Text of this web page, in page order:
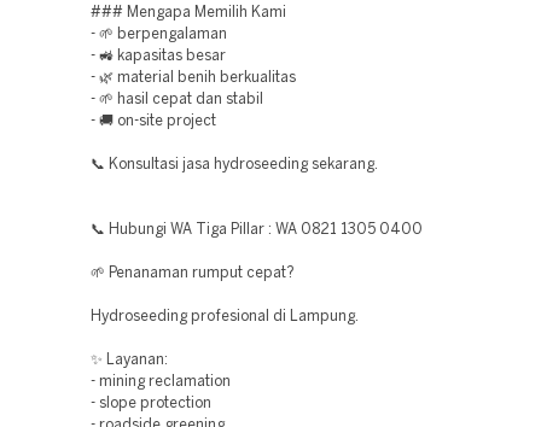
### Mengapa Memilih Kami
- 🌱 berpengalaman
- 🚜 kapasitas besar
- 🌿 material benih berkualitas
- 🌱 hasil cepat dan stabil
- 🚚 on-site project
📞 Konsultasi jasa hydroseeding sekarang.
📞 Hubungi WA Tiga Pillar : WA 0821 1305 0400
🌱 Penanaman rumput cepat?
Hydroseeding profesional di Lampung.
✨ Layanan:
- mining reclamation
- slope protection